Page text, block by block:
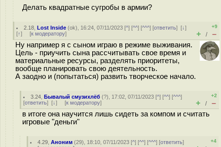
Делать квадратные сугробы в армии?
2.18 ,Lost Inside (ok), 16:24, 07/11/2023 [^] [^^] [^^^] [ответить][↓]
[↑] [к модератору]
+9
+ / –
Ну например я с сыном играю в режиме выживания.
Цель - приучить сына рассчитывать свое время и
материальные ресурсы, разделять приоритеты,
вообще планировать свою деятельность.
А заодно и (попытаться) развить творческое начало.
3.24 ,Бывалый смузихлёб (?), 17:02, 07/11/2023 [^] [^^] [^^^]
[ответить] [↓] [к модератору]
+2
+ / –
в итоге она научится лишь сидеть за компом и считать
игровые "деньги"
4.29 ,Аноним (29), 18:10, 07/11/2023 [^] [^^] [^^^] [ответить]
+4